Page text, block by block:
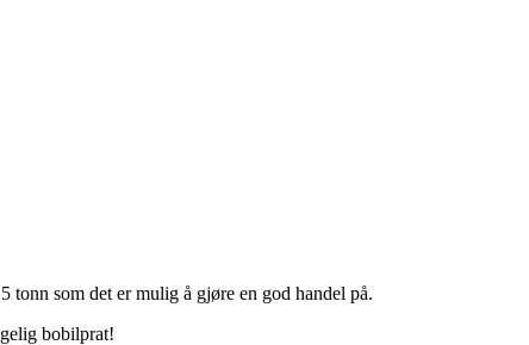
tonn som det er mulig å gjøre en god handel på.
bobilprat!